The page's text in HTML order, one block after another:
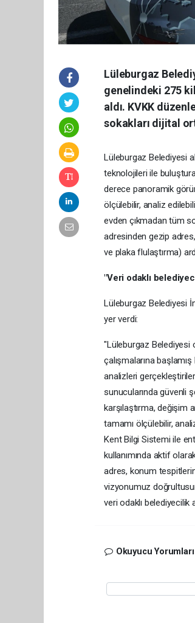
Lüleburgaz
genelindeki 275
aldı. KVKK
sokakları dijital
Lüleburgaz Belediyesi
teknolojileri ile
derece panoramik
ölçülebilir, analiz
evden çıkmadan tüm
adresinden gezip
ve plaka flulaştırma)
"Veri odaklıbelediyec
Lüleburgaz Belediyesi
yer verdi:
"Lüleburgaz Belediyesi
çalışmalarına
analizleri
sunucularında güvenli
karşılaştırma, değişim
tamamı ölçülebilir,
Kent Bilgi Sistemi ile
kullanımında aktif
adres, konum
vizyonumuz
veri odaklı belediyecilik
Okuyucu Yorumları